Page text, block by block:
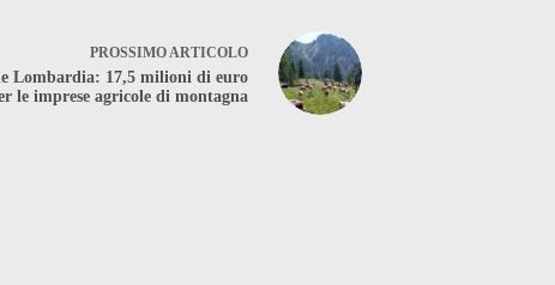
PROSSIMO ARTICOLO
Lombardia: 17,5 milioni di euro
le imprese agricole di montagna